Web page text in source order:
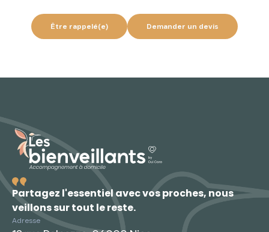
Être rappelé(e) Demander un devis
Partagez l'essentiel avec vos proches, nous
veillons sur tout le reste.
Adresse